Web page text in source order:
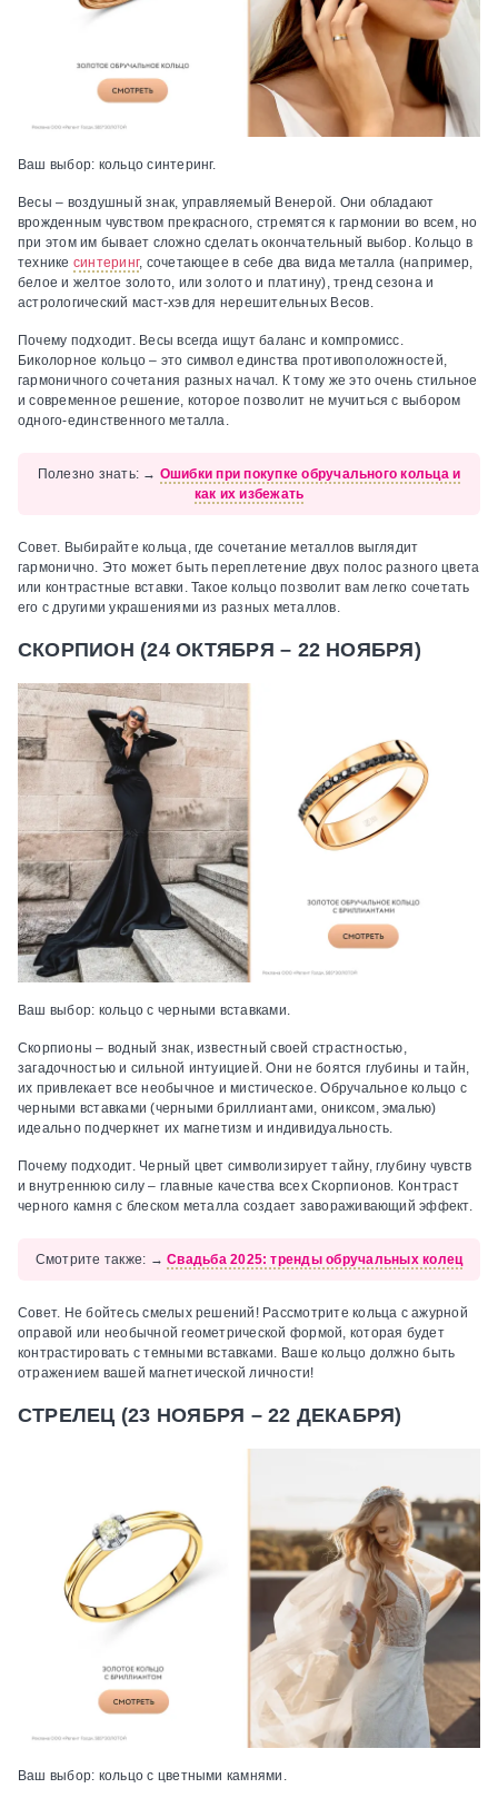
Ваш выбор: кольцо синтеринг.
Весы – воздушный знак, управляемый Венерой. Они обладают
врожденным чувством прекрасного, стремятся к гармонии во всем, но
при этом им бывает сложно сделать окончательный выбор. Кольцо в
технике синтеринг, сочетающее в себе два вида металла (например,
белое и желтое золото, или золото и платину), тренд сезона и
астрологический маст-хэв для нерешительных Весов.
Почему подходит. Весы всегда ищут баланс и компромисс.
Биколорное кольцо – это символ единства противоположностей,
гармоничного сочетания разных начал. К тому же это очень стильное
и современное решение, которое позволит не мучиться с выбором
одного-единственного металла.
Полезно знать: → Ошибки при покупке обручального кольца и
как их избежать
Совет. Выбирайте кольца, где сочетание металлов выглядит
гармонично. Это может быть переплетение двух полос разного цвета
или контрастные вставки. Такое кольцо позволит вам легко сочетать
его с другими украшениями из разных металлов.
СКОРПИОН (24 ОКТЯБРЯ – 22 НОЯБРЯ)
Ваш выбор: кольцо с черными вставками.
Скорпионы – водный знак, известный своей страстностью,
загадочностью и сильной интуицией. Они не боятся глубины и тайн,
их привлекает все необычное и мистическое. Обручальное кольцо с
черными вставками (черными бриллиантами, ониксом, эмалью)
идеально подчеркнет их магнетизм и индивидуальность.
Почему подходит. Черный цвет символизирует тайну, глубину чувств
и внутреннюю силу – главные качества всех Скорпионов. Контраст
черного камня с блеском металла создает завораживающий эффект.
Смотрите также: →Свадьба 2025: тренды обручальных колец
Совет. Не бойтесь смелых решений! Рассмотрите кольца с ажурной
оправой или необычной геометрической формой, которая будет
контрастировать с темными вставками. Ваше кольцо должно быть
отражением вашей магнетической личности!
СТРЕЛЕЦ (23 НОЯБРЯ – 22 ДЕКАБРЯ)
Ваш выбор: кольцо с цветными камнями.